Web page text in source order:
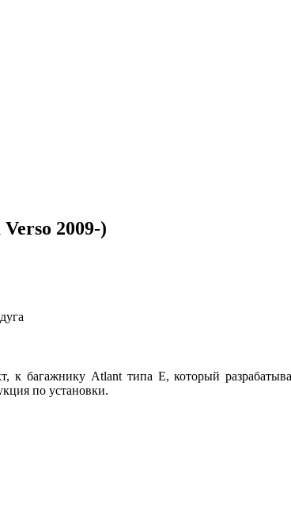
2009-)
к багажнику Atlant типа Е, который
по установки.